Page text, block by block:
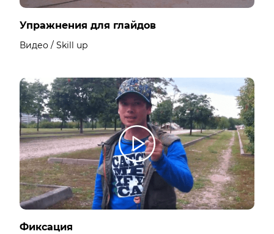
Упражнения для глайдов
Видео / Skill up
Фиксация